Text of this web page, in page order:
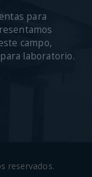
para
campo,
laboratorio.
reservados.